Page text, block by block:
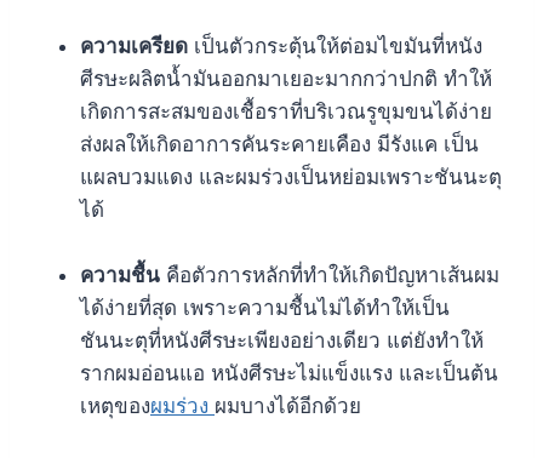
ความเครียด เป็นตัวกระตุ้นให้ต่อมไขมันที่หนัง
ศีรษะผลิตน้ำมันออกมาเยอะมากกว่าปกติ ทำให้
เกิดการสะสมของเชื้อราที่บริเวณรูขุมขนได้ง่าย
ส่งผลให้เกิดอาการคันระคายเคือง มีรังแค เป็น
แผลบวมแดง และผมร่วงเป็นหย่อมเพราะชันนะตุ
ได้
ความชื้น คือตัวการหลักที่ทำให้เกิดปัญหาเส้นผม
ได้ง่ายที่สุด เพราะความชื้นไม่ได้ทำให้เป็น
ชันนะตุที่หนังศีรษะเพียงอย่างเดียว แต่ยังทำให้
รากผมอ่อนแอ หนังศีรษะไม่แข็งแรง และเป็นต้น
เหตุของผมร่วง ผมบางได้อีกด้วย